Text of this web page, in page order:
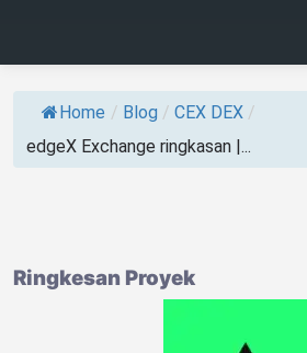
Home / Blog / CEX DEX /
edgeX Exchange ringkasan |...
Ringkesan Proyek